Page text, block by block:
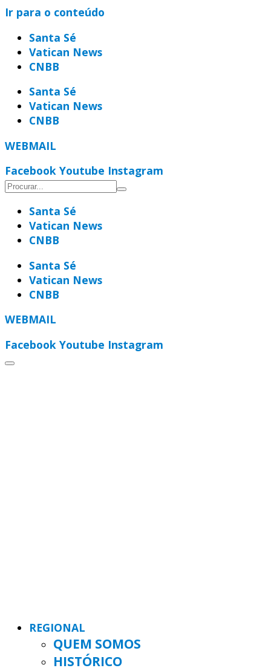
Ir para o conteúdo
Santa Sé
Vatican News
CNBB
Santa Sé
Vatican News
CNBB
WEBMAIL
Facebook Youtube Instagram
Santa Sé
Vatican News
CNBB
Santa Sé
Vatican News
CNBB
WEBMAIL
Facebook Youtube Instagram
REGIONAL
QUEM SOMOS
HISTÓRICO